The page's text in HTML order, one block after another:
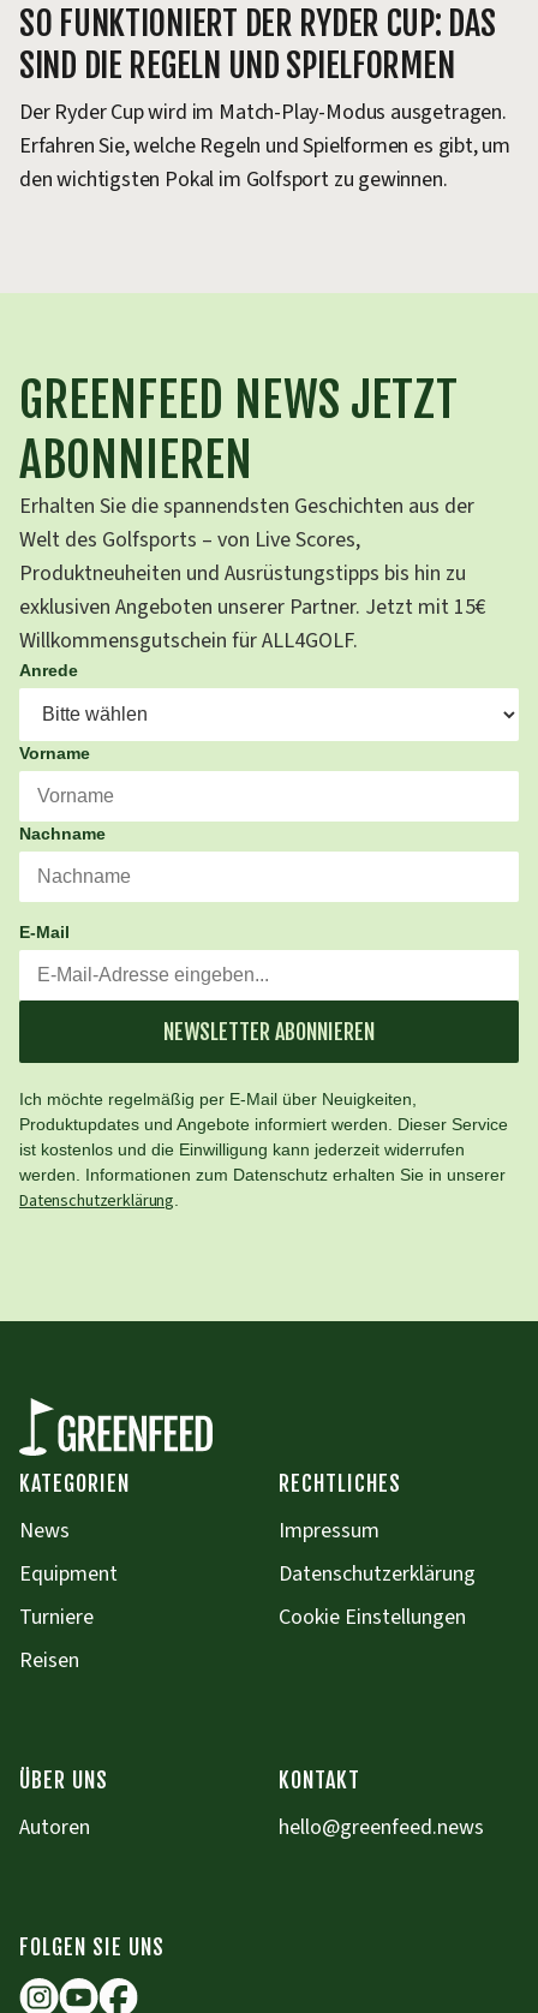
SO FUNKTIONIERT DER RYDER CUP: DAS
SIND DIE REGELN UND SPIELFORMEN
Der Ryder Cup wird im Match-Play-Modus ausgetragen.
Erfahren Sie, welche Regeln und Spielformen es gibt, um
den wichtigsten Pokal im Golfsport zu gewinnen.
GREENFEED NEWS JETZT
ABONNIEREN
Erhalten Sie die spannendsten Geschichten aus der
Welt des Golfsports – von Live Scores,
Produktneuheiten und Ausrüstungstipps bis hin zu
exklusiven Angeboten unserer Partner. Jetzt mit 15€
Willkommensgutschein für ALL4GOLF.
Anrede
Vorname
Nachname
E-Mail
NEWSLETTER ABONNIEREN
Ich möchte regelmäßig per E-Mail über Neuigkeiten,
Produktupdates und Angebote informiert werden. Dieser Service
ist kostenlos und die Einwilligung kann jederzeit widerrufen
werden. Informationen zum Datenschutz erhalten Sie in unserer
Datenschutzerklärung
KATEGORIEN
News
Equipment
Turniere
Reisen
RECHTLICHES
Impressum
Datenschutzerklärung
Cookie Einstellungen
ÜBER UNS
Autoren
KONTAKT
hello@greenfeed.news
FOLGEN SIE UNS